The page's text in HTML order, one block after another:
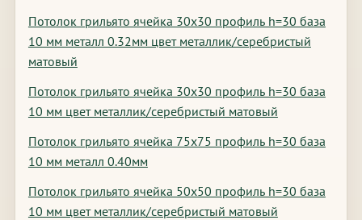
Потолок грильято ячейка 30х30 профиль h=30 база
10 мм металл 0.32мм цвет металлик/серебристый
матовый
Потолок грильято ячейка 30х30 профиль h=30 база
10 мм цвет металлик/серебристый матовый
Потолок грильято ячейка 75х75 профиль h=30 база
10 мм металл 0.40мм
Потолок грильято ячейка 50х50 профиль h=30 база
10 мм цвет металлик/серебристый матовый